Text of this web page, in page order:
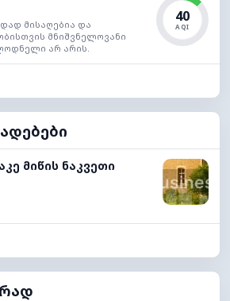
მისაღებია და
მნიშვნელოვანი
არ არის.
40
AQI
მიწის ნაკვეთი